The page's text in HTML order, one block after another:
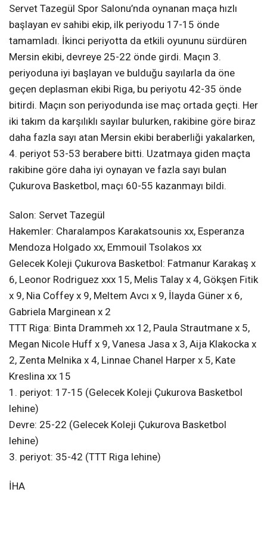
Servet Tazegül Spor Salonu’nda oynanan maça hızlı
başlayan ev sahibi ekip, ilk periyodu 17-15 önde
tamamladı. İkinci periyotta da etkili oyununu sürdüren
Mersin ekibi, devreye 25-22 önde girdi. Maçın 3.
periyoduna iyi başlayan ve bulduğu sayılarla da öne
geçen deplasman ekibi Riga, bu periyotu 42-35 önde
bitirdi. Maçın son periyodunda ise maç ortada geçti. Her
iki takım da karşılıklı sayılar bulurken, rakibine göre biraz
daha fazla sayı atan Mersin ekibi beraberliği yakalarken,
4. periyot 53-53 berabere bitti. Uzatmaya giden maçta
rakibine göre daha iyi oynayan ve fazla sayı bulan
Çukurova Basketbol, maçı 60-55 kazanmayı bildi.
Salon: Servet Tazegül
Hakemler: Charalampos Karakatsounis xx, Esperanza
Mendoza Holgado xx, Emmouil Tsolakos xx
Gelecek Koleji Çukurova Basketbol: Fatmanur Karakaş x
6, Leonor Rodriguez xxx 15, Melis Talay x 4, Gökşen Fitik
x 9, Nia Coffey x 9, Meltem Avcı x 9, İlayda Güner x 6,
Gabriela Marginean x 2
TTT Riga: Binta Drammeh xx 12, Paula Strautmane x 5,
Megan Nicole Huff x 9, Vanesa Jasa x 3, Aija Klakocka x
2, Zenta Melnika x 4, Linnae Chanel Harper x 5, Kate
Kreslina xx 15
1. periyot: 17-15 (Gelecek Koleji Çukurova Basketbol
lehine)
Devre: 25-22 (Gelecek Koleji Çukurova Basketbol
lehine)
3. periyot: 35-42 (TTT Riga lehine)
İHA